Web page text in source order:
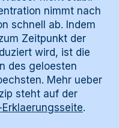
nimmt nach
schnell ab. Indem
Zeitpunkt der
wird, ist die
des geloesten
Mehr ueber
steht auf der
.